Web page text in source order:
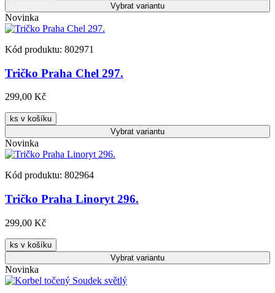
Vybrat variantu
Novinka
Kód produktu: 802971
Tričko Praha Chel 297.
299,00 Kč
ks v košíku
Vybrat variantu
Novinka
Kód produktu: 802964
Tričko Praha Linoryt 296.
299,00 Kč
ks v košíku
Vybrat variantu
Novinka